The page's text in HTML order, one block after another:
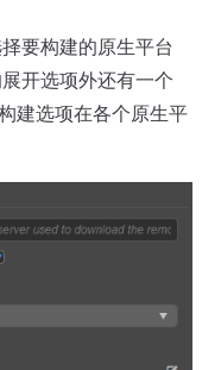
要构建的原生平台
开选项外还有一个
建选项在各个原生平